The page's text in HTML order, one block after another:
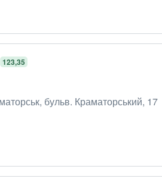
123,35
бульв. Краматорський, 17